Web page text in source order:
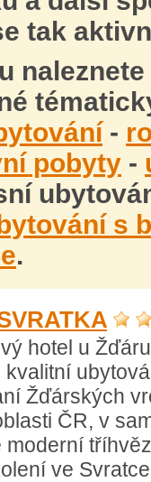
tak
-
pobyty -
s
.
hotel u
kvalitní
Žďárských
ČR, v
moderní
ve